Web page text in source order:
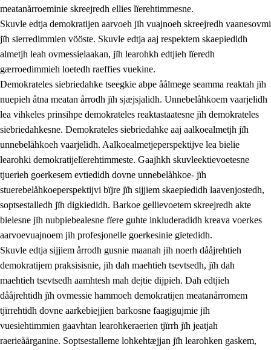
1.1 Almetjeaarvoe
1.2 Identiteete jïh kulturellen gellievoete
1.3 Laejhtehks ussjedimmie jïh etihkeles vuajnoe
1.4
Skaepiedimmievoeteaavoe, eadtjohkevoete jïh
goerehtimmievæljoe
1.5 Eatnemem krööhkestidh jïh byjresegoerkesevoete
1.6 Demokratije jïh meatanårrome
meatanårroeminie skreejredh ellies lïerehtimmesne.
Skuvle edtja demokratijen aarvoeh jïh vuajnoeh skreejredh vaanesovmi
jïh sïerredimmien vööste. Skuvle edtja aaj respektem skaepiedidh
almetjh leah ovmessielaakan, jïh learohkh edtjieh lïeredh
gærroedimmieh loetedh raeffies vuekine.
Demokrateles siebriedahke tseegkie abpe åålmege seamma reaktah jïh
nuepieh åtna meatan årrodh jïh sjæjsjalidh. Unnebelåhkoem vaarjelidh
lea vihkeles prinsihpe demokrateles reaktastaatesne jïh demokrateles
siebriedahkesne. Demokrateles siebriedahke aaj aalkoealmetjh jïh
unnebelåhkoeh vaarjelidh. Aalkoealmetjeperspektijve lea bielie
learohki demokratijelïerehtimmeste. Gaajhkh skuvleektievoetesne
tjuerieh goerkesem evtiedidh dovne unnebelåhkoe- jïh
stuerebelåhkoeperspektijvi bïjre jïh sijjiem skaepiedidh laavenjostedh,
soptsestalledh jïh digkiedidh. Barkoe gellievoetem skreejredh akte
bielesne jïh nubpiebealesne fïere guhte inkluderadidh kreava voerkes
aarvoevuajnoem jïh profesjonelle goerkesinie gïetedidh.
Skuvle edtja sijjiem årrodh gusnie maanah jïh noerh dååjrehtieh
demokratijem praksisisnie, jïh dah maehtieh tsevtsedh, jïh dah
maehtieh tsevtsedh aamhtesh mah dejtie dijpieh. Dah edtjieh
dååjrehtidh jïh ovmessie hammoeh demokratijen meatanårromem
tjïrrehtidh dovne aarkebiejjien barkosne faagigujmie jïh
vuesiehtimmien gaavhtan learohkeraerien tjïrrh jïh jeatjah
raerieåårganine. Soptsestalleme lohkehtæjjan jïh learohken gaskem,